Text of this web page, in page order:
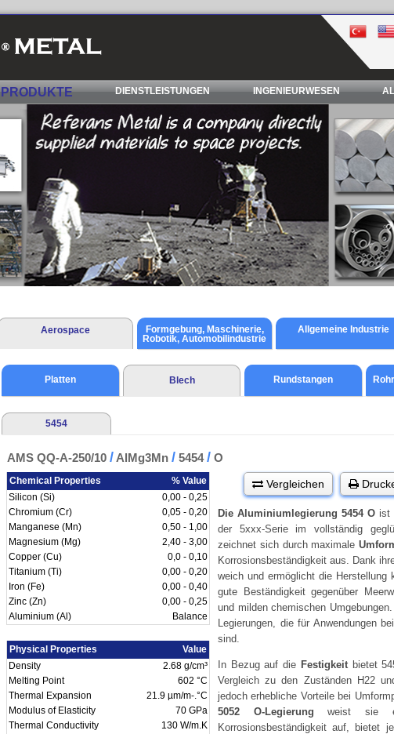
PRODUKTE DIENSTLEISTUNGEN INGENIEURWESEN
Aerospace
Formgebung, Maschinerie,
Robotik, Automobilindustrie
Allgemeine Industrie
Platten Blech Rundstangen
5454
AMS QQ-A-250/10 / AlMg3Mn / 5454/ O
Chemical Properties
% Value
Silicon (Si)
0,00 - 0,25
Chromium (Cr)
0,05 - 0,20
Manganese (Mn)
0,50 - 1,00
Magnesium (Mg)
2,40 - 3,00
Copper (Cu)
0,0 - 0,10
Titanium (Ti)
0,00 - 0,20
Iron (Fe)
0,00 - 0,40
Zinc (Zn)
0,00 - 0,25
Aluminium (Al)
Balance
Physical Properties
Value
Density
2.68 g/cm³
Melting Point
602 °C
Thermal Expansion
21.9 µm/m-.°C
Modulus of Elasticity
70 GPa
Thermal Conductivity
130 W/m.K
Vergleichen
Die Aluminiumlegierung 5454 O ist
der 5xxx-Serie im vollständig
zeichnet sich durch maximale
Korrosionsbeständigkeit aus. Dank
weich und ermöglicht die Herstellung
gute Beständigkeit gegenüber
und milden chemischen
Legierungen, die für Anwendungen
sind.
In Bezug auf die Festigkeitbietet
Vergleich zu den Zuständen H22
jedoch erhebliche Vorteile bei
5052 O-Legierung weist sie
Korrosionsbeständigkeit auf, bietet